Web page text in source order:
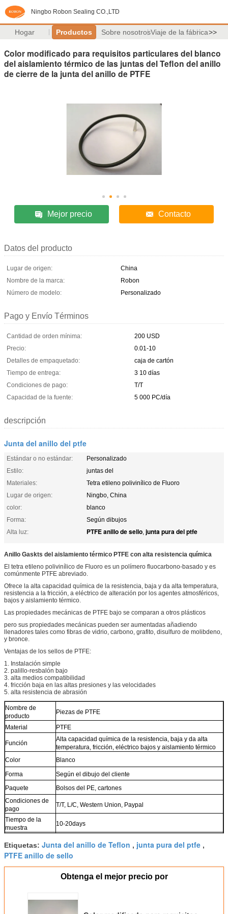
Ningbo Robon Sealing CO.,LTD
Hogar Productos Sobre nosotrosViaje de la fábrica>>
Color modificado para requisitos particulares del blanco
del aislamiento térmico de las juntas del Teflon del anillo
de cierre de la junta del anillo de PTFE
Mejor precio Contacto
Datos del producto
Lugar de origen:
China
Nombre de la marca:
Robon
Número de modelo:
Personalizado
Pago y Envío Términos
Cantidad de orden mínima:
200 USD
Precio:
0.01-10
Detalles de empaquetado:
caja de cartón
Tiempo de entrega:
3 10 días
Condiciones de pago:
T/T
Capacidad de la fuente:
5 000 PC/día
descripción
Junta del anillo del ptfe
Estándar o no estándar:
Personalizado
Estilo:
juntas del
Materiales:
Tetra etileno polivinílico de Fluoro
Lugar de origen:
Ningbo, China
color:
blanco
Forma:
Según dibujos
Alta luz:
PTFE anillo de sello, junta pura del ptfe
Anillo Gaskts del aislamiento térmico PTFE con alta resistencia química
El tetra etileno polivinílico de Fluoro es un polímero fluocarbono-basado y es
comúnmente PTFE abreviado.
Ofrece la alta capacidad química de la resistencia, baja y da alta temperatura,
resistencia a la fricción, a eléctrico de alteración por los agentes atmosféricos,
bajos y aislamiento térmico.
Las propiedades mecánicas de PTFE bajo se comparan a otros plásticos
pero sus propiedades mecánicas pueden ser aumentadas añadiendo
llenadores tales como fibras de vidrio, carbono, grafito, disulfuro de molibdeno,
y bronce.
Ventajas de los sellos de PTFE:
1. Instalación simple
2. palillo-resbalón bajo
3. alta medios compatibilidad
4. fricción baja en las altas presiones y las velocidades
5. alta resistencia de abrasión
Nombre de
producto
Piezas de PTFE
Material PTFE
Función
Alta capacidad química de la resistencia, baja y da alta
temperatura, fricción, eléctrico bajos y aislamiento térmico
Color
Blanco
Forma
Según el dibujo del cliente
Paquete
Bolsos del PE, cartones
Condiciones de
pago
T/T, L/C, Western Union, Paypal
Tiempo de la
muestra
10-20days
Manera del envío
Buque, aire, etc. expreso.
Etiquetas: Junta del anillo de Teflon , junta pura del ptfe ,
PTFE anillo de sello
Obtenga el mejor precio por